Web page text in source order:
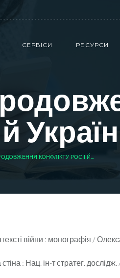
СЕРВІСИ РЕСУРСИ
КОНФЛІКТУ РОСІЇ Й...
війни : монографія /
: Нац. ін-т стратег.